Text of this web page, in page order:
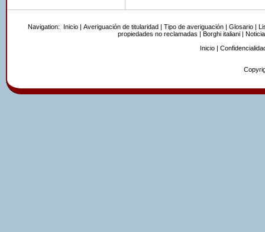
Navigation: Inicio| Averiguación de titularidad| Tipo de averiguación| Glosario|
propiedades no reclamadas | Borghi italiani|
Inicio|